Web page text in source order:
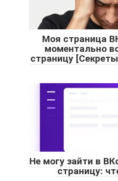
Моя страница
моментально
страницу
Не могу зайти в
страницу: